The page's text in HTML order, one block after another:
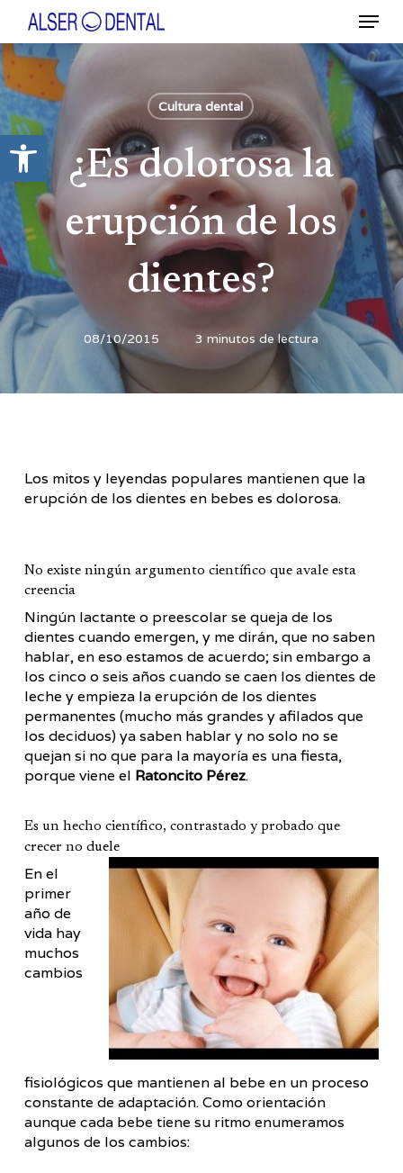
Abrir barra de herramientas
contenido
principal
Menú
Cultura dental
¿Es dolorosa la
erupción de los
dientes?
08/10/2015 3 minutos de lectura
Los mitos y leyendas populares mantienen que la
erupción de los dientes en bebes es dolorosa.
No existe ningún argumento científico que avale esta
creencia
Ningún lactante o preescolar se queja de los
dientes cuando emergen, y me dirán, que no saben
hablar, en eso estamos de acuerdo; sin embargo a
los cinco o seis años cuando se caen los dientes de
leche y empieza la erupción de los dientes
permanentes (mucho más grandes y afilados que
los deciduos) ya saben hablar y no solo no se
quejan si no que para la mayoría es una fiesta,
porque viene el Ratoncito Pérez.
Es un hecho científico, contrastado y probado que
crecer no duele
En el
primer
año de
vida hay
muchos
cambios
fisiológicos que mantienen al bebe en un proceso
constante de adaptación. Como orientación
aunque cada bebe tiene su ritmo enumeramos
algunos de los cambios:
Close
Menu